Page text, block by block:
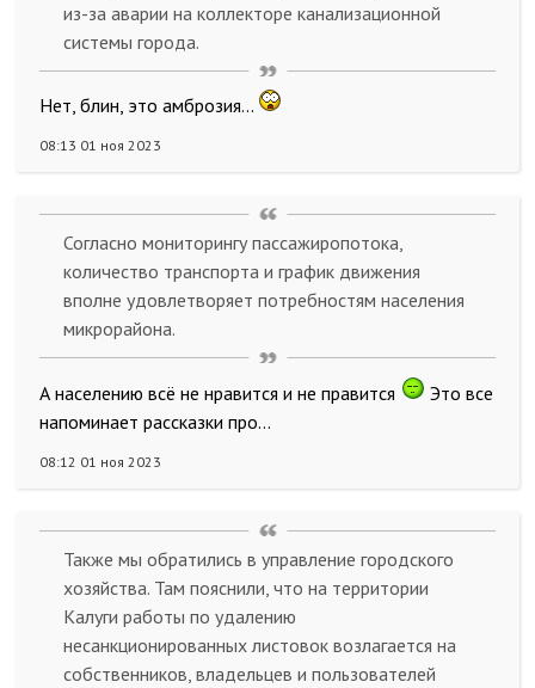
из-за аварии на коллекторе канализационной
системы города.
Нет, блин, это амброзия...
08:13 01 ноя 2023
Согласно мониторингу пассажиропотока,
количество транспорта и график движения
вполне удовлетворяет потребностям населения
микрорайона.
А населению всё не нравится и не правится
Это все
напоминает рассказки про...
08:12 01 ноя 2023
Также мы обратились в управление городского
хозяйства. Там пояснили, что на территории
Калуги работы по удалению
несанкционированных листовок возлагается на
собственников, владельцев и пользователей